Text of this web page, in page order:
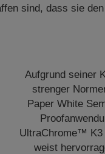
sind, dass sie
Aufgrund seiner
strenger
Paper White
UltraChrome™ K3
weist